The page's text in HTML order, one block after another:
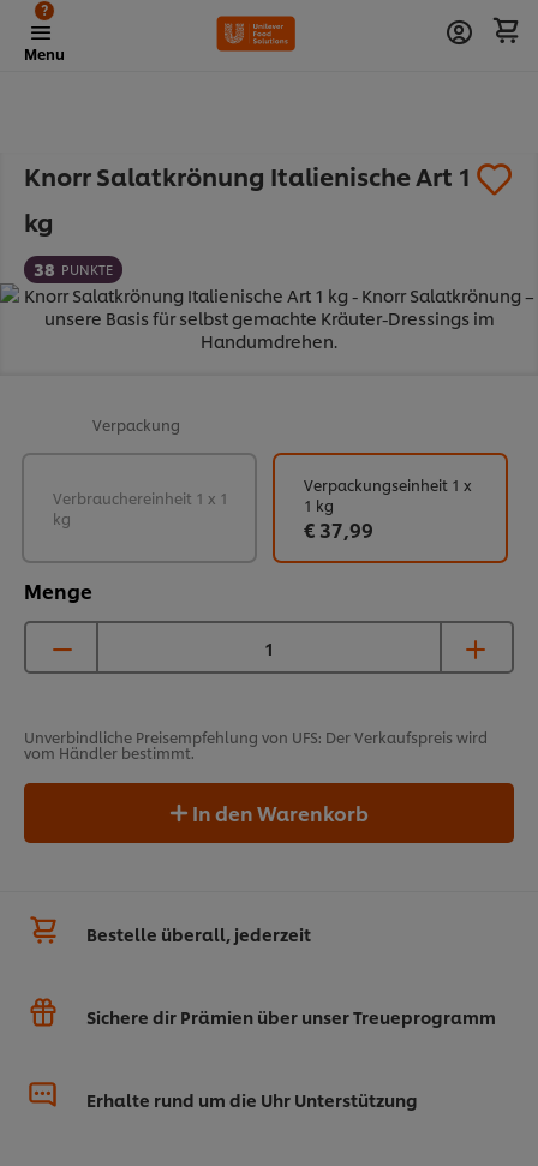
Menu
?
Knorr Salatkrönung Italienische Art 1
kg
38 PUNKTE
Verpackung
Menge
Verbrauchereinheit 1 x 1
kg
Verpackungseinheit 1 x
1 kg
€ 37,99
Unverbindliche Preisempfehlung von UFS: Der Verkaufspreis wird
vom Händler bestimmt.
In den Warenkorb
Bestelle überall, jederzeit
Sichere dir Prämien über unser Treueprogramm
Erhalte rund um die Uhr Unterstützung